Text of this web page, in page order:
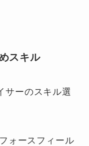
スキル
サーのスキル選
ォースフィール